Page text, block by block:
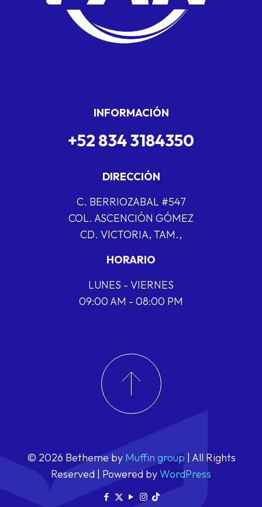
INFORMACIÓN
+52 834 3184350
DIRECCIÓN
C. BERRIOZABAL #547
COL. ASCENCIÓN GÓMEZ
CD. VICTORIA, TAM.,
HORARIO
LUNES - VIERNES
09:00 AM - 08:00 PM
© 2026 Betheme by Muffin group | All Rights
Reserved | Powered byWordPress